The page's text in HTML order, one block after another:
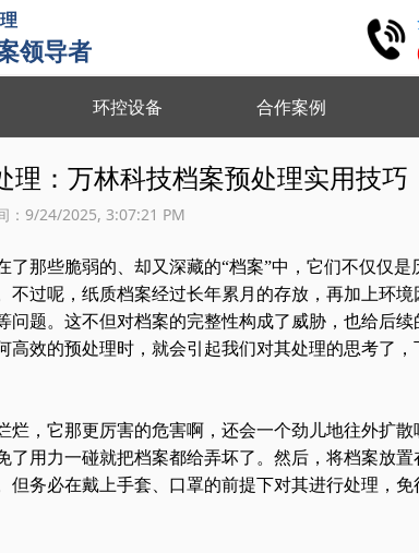
领导者
系统
共享 档案认证 档案利用
档案数字化扫描整理与加工
清点登记 拆除修复 去污纠偏 检
环控设备 合作案例
理：万林科技档案预处理实用技巧
：9/24/2025, 3:07:21 PM
了那些脆弱的、却又深藏的“档案”中，它们不仅仅是
过呢，纸质档案经过长年累月的存放，再加上环境
问题。这不但对档案的完整性构成了威胁，也给后续
效的预处理时，就会引起我们对其处理的思考了，
，它那更厉害的危害啊，还会一个劲儿地往外扩散
用力一碰就把档案都给弄坏了。然后，将档案放置
务必在戴上手套、口罩的前提下对其进行处理，免